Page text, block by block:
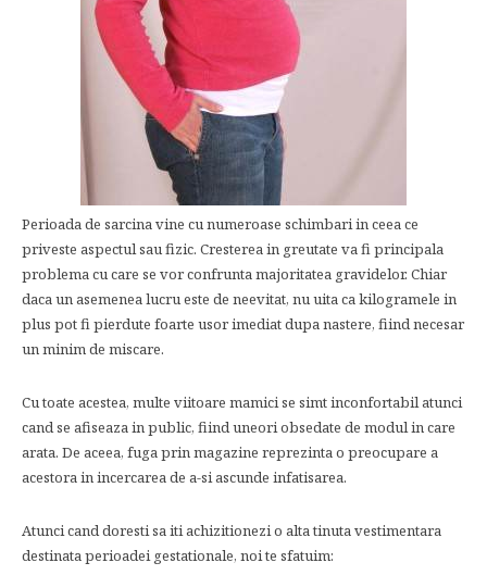
Perioada de sarcina vine cu numeroase schimbari in ceea ce
priveste aspectul sau fizic. Cresterea in greutate va fi principala
problema cu care se vor confrunta majoritatea gravidelor. Chiar
daca un asemenea lucru este de neevitat, nu uita ca kilogramele in
plus pot fi pierdute foarte usor imediat dupa nastere, fiind necesar
un minim de miscare.
Cu toate acestea, multe viitoare mamici se simt inconfortabil atunci
cand se afiseaza in public, fiind uneori obsedate de modul in care
arata. De aceea, fuga prin magazine reprezinta o preocupare a
acestora in incercarea de a-si ascunde infatisarea.
Atunci cand doresti sa iti achizitionezi o alta tinuta vestimentara
destinata perioadei gestationale, noi te sfatuim: